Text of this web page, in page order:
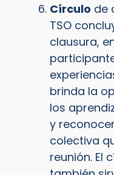
Círculo de
TSO
clausura,
brinda la
los
y
colectiva
reunión. El